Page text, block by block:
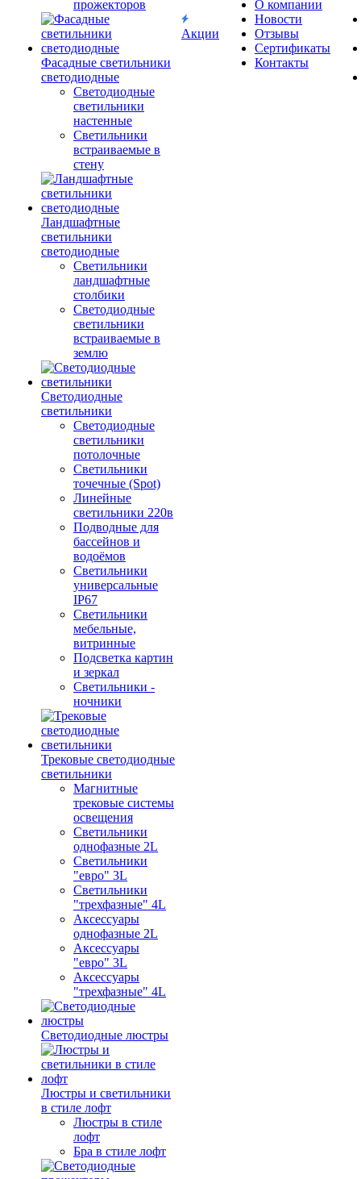
прожекторов
Фасадные светильники
светодиодные
Светодиодные
светильники
настенные
Светильники
встраиваемые в
стену
Ландшафтные
светильники
светодиодные
Светильники
ландшафтные
столбики
Светодиодные
светильники
встраиваемые в
землю
Светодиодные
светильники
Светодиодные
светильники
потолочные
Светильники
точечные (Spot)
Линейные
светильники 220в
Подводные для
бассейнов и
водоёмов
Светильники
универсальные
IP67
Светильники
мебельные,
витринные
Подсветка картин
и зеркал
Светильники -
ночники
Трековые светодиодные
светильники
Магнитные
трековые системы
освещения
Светильники
однофазные 2L
Светильники
"евро" 3L
Светильники
"трехфазные" 4L
Аксессуары
однофазные 2L
Аксессуары
"евро" 3L
Аксессуары
"трехфазные" 4L
Светодиодные люстры
Люстры и светильники
в стиле лофт
Люстры в стиле
лофт
Бра в стиле лофт
Акции
О компании
Новости
Отзывы
Сертификаты
Контакты